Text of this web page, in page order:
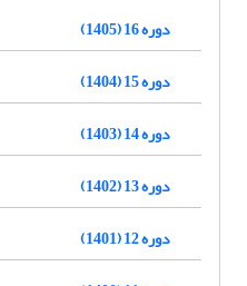
دوره 16 (1405)
دوره 15 (1404)
دوره 14 (1403)
دوره 13 (1402)
دوره 12 (1401)